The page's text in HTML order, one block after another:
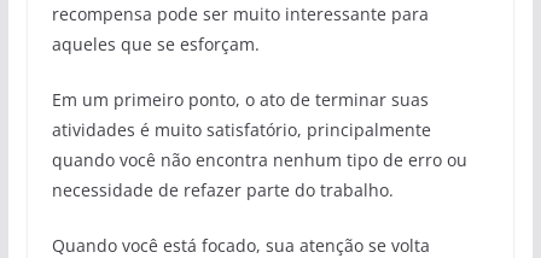
recompensa pode ser muito interessante para
aqueles que se esforçam.
Em um primeiro ponto, o ato de terminar suas
atividades é muito satisfatório, principalmente
quando você não encontra nenhum tipo de erro ou
necessidade de refazer parte do trabalho.
Quando você está focado, sua atenção se volta